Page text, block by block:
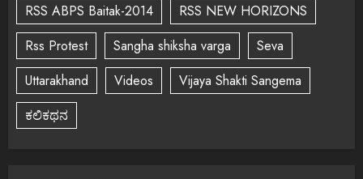
RSS ABPS Baitak-2014
RSS NEW HORIZONS
Rss Protest
Sangha shiksha varga
Seva
Uttarakhand
Videos
Vijaya Shakti Sangema
ಕಲಿಕಥನ